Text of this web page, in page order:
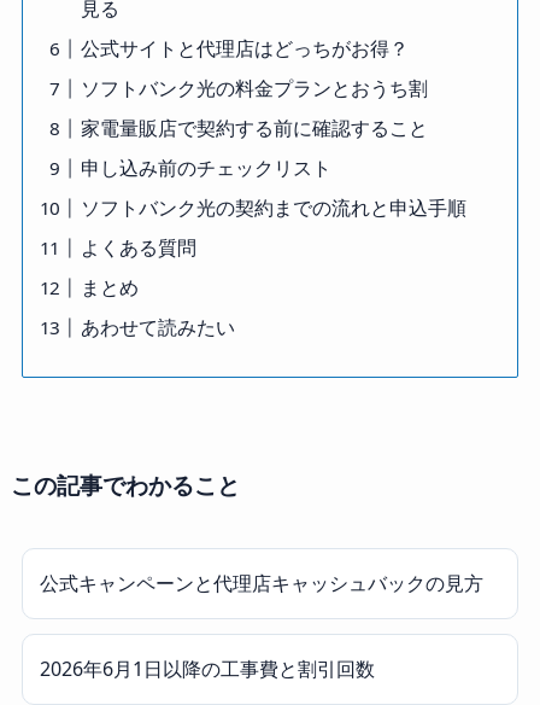
見る
公式サイトと代理店はどっちがお得？
ソフトバンク光の料金プランとおうち割
家電量販店で契約する前に確認すること
申し込み前のチェックリスト
ソフトバンク光の契約までの流れと申込手順
よくある質問
まとめ
あわせて読みたい
この記事でわかること
公式キャンペーンと代理店キャッシュバックの見方
2026年6月1日以降の工事費と割引回数